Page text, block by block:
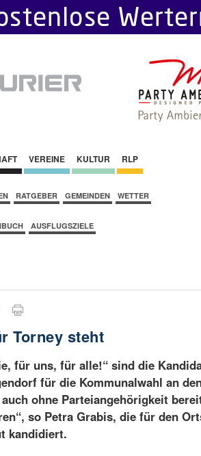
VEREINE KULTUR RLP
RATGEBER GEMEINDEN WETTER
AUSFLUGSZIELE
Torney steht
für uns, für alle!“ sind die
für die Kommunalwahl an
ohne Parteiangehörigkeit
so Petra Grabis, die für den
kandidiert.